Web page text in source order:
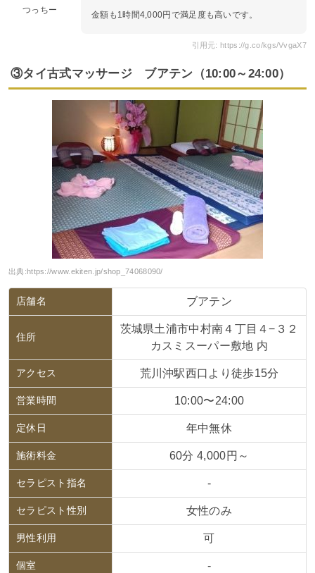
つっちー
金額も1時間4,000円で満足度も高いです。
引用元: https://g.co/kgs/VvgaX7
③タイ古式マッサージ ブアテン（10:00～24:00）
出典: https://www.ekiten.jp/shop_74068090/
店舗名 ブアテン
住所
茨城県土浦市中村南４丁目４−３２
カスミスーパー敷地 内
アクセス 荒川沖駅西口より徒歩15分
営業時間 10:00〜24:00
定休日 年中無休
施術料金 60分 4,000円～
セラピスト指名 -
セラピスト性別 女性のみ
男性利用 可
個室 -